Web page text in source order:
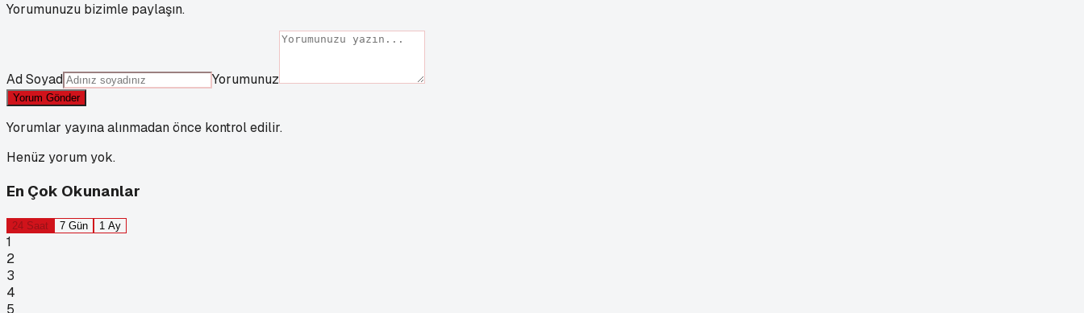
Yorumunuzu bizimle paylaşın.
Ad Soyad Yorumunuz
Yorum Gönder
Yorumlar yayına alınmadan önce kontrol edilir.
Henüz yorum yok.
En Çok Okunanlar
24 Saat 7 Gün 1 Ay
1
2
3
4
5